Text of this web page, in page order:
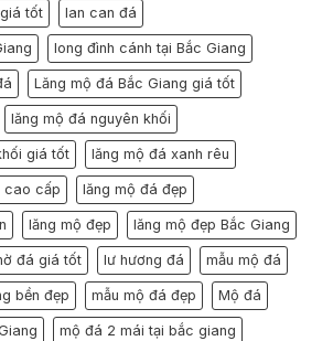
tốt lan can đá
long đình cánh tại Bắc Giang
Lăng mộ đá Bắc Giang giá tốt
lăng mộ đá nguyên khối
giá tốt lăng mộ đá xanh rêu
cao cấp lăng mộ đá đẹp
lăng mộ đẹp lăng mộ đẹp Bắc Giang
đá giá tốt lư hương đá mẫu mộ đá
bền đẹp mẫu mộ đá đẹp Mộ đá
mộ đá 2 mái tại bắc giang